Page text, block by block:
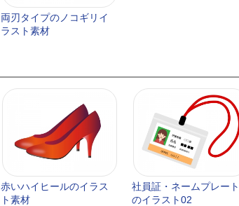
両刃タイプのノコギリイ
ラスト素材
赤いハイヒールのイラス
ト素材
社員証・ネームプレート
のイラスト02